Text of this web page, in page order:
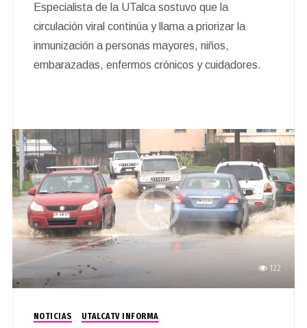
Especialista de la UTalca sostuvo que la
circulación viral continúa y llama a priorizar la
inmunización a personas mayores, niños,
embarazadas, enfermos crónicos y cuidadores.
122
NOTICIAS UTALCATV INFORMA